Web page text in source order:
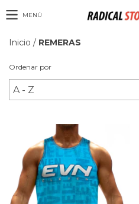
MENÚ
Inicio / REMERAS
Ordenar por